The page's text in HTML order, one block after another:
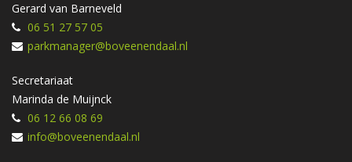
Gerard van Barneveld
06 51 27 57 05
parkmanager@boveenendaal.nl
Secretariaat
Marinda de Muijnck
06 12 66 08 69
info@boveenendaal.nl